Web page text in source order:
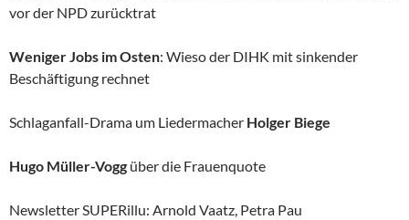
vor der NPD zurücktrat
Weniger Jobs im Osten: Wieso der DIHK mit sinkender
Beschäftigung rechnet
Schlaganfall-Drama um Liedermacher Holger Biege
Hugo Müller-Vogg über die Frauenquote
Newsletter SUPERillu: Arnold Vaatz, Petra Pau